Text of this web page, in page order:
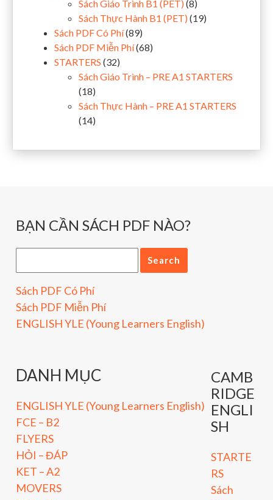
Sách Giáo Trình B1 (PET) (8)
Sách Thực Hành B1 (PET) (19)
Sách PDF Có Phí(89)
Sách PDF Miễn Phí(68)
STARTERS (32)
Sách Giáo Trình – PRE A1 STARTERS
(18)
Sách Thực Hành – PRE A1 STARTERS
(14)
BẠN CẦN SÁCH PDF NÀO?
Sách PDF Có Phí
Sách PDF Miễn Phí
ENGLISH YLE (Young Learners English)
DANH MỤC
ENGLISH YLE (Young Learners English)
FCE – B2
FLYERS
HỎI – ĐÁP
KET – A2
MOVERS
CAMB
RIDGE
ENGLI
SH
STARTE
RS
Sách